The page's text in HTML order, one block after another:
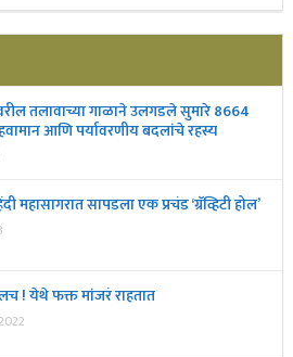
तलावाच्या गाळाने उलगडले सुमारे 8664
हवामान आणि पर्यावरणीय बदलांचे रहस्य
महासागरात सापडला एक प्रचंड ‘ग्रॅव्हिटी होल’
! येथे फक्त मांजरं राहतात